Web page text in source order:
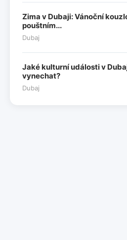
Zima v Dubaji: Vánoční
pouštním...
Dubaj
Jaké kulturní události v
vynechat?
Dubaj